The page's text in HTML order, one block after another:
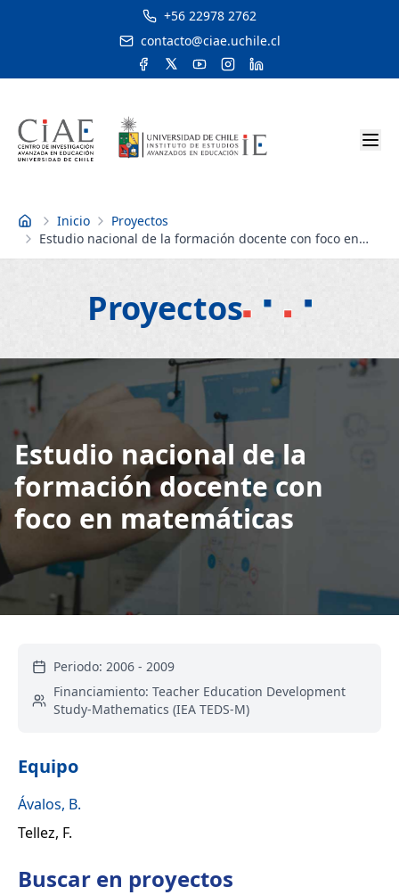
+56 22978 2762
contacto@ciae.uchile.cl
Inicio Inicio
Proyectos
Estudio nacional de la formación docente con foco en
matemáticas
Proyectos
Estudio nacional de la
formación docente con
foco en matemáticas
Periodo: 2006 - 2009
Financiamiento: Teacher Education Development
Study-Mathematics (IEA TEDS-M)
Equipo
Ávalos, B.
Tellez, F.
Buscar en proyectos